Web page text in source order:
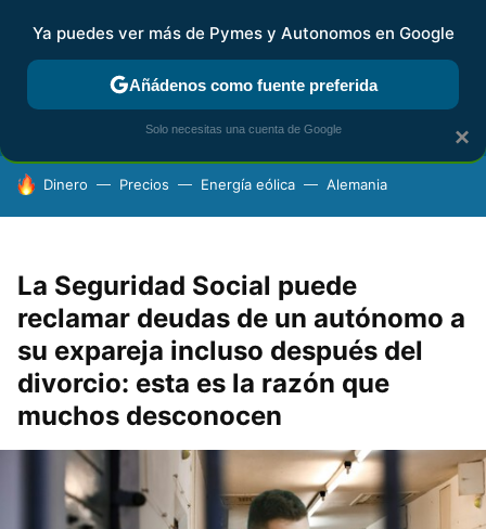
FISCALIDAD Y CONTABILIDAD KIT DIGITAL RENTA
HOY SE HABLA DE
Dinero Precios Energía eólica Alemania
La Seguridad Social puede
reclamar deudas de un autónomo a
su expareja incluso después del
divorcio: esta es la razón que
muchos desconocen
×
Ya puedes ver más de Pymes y Autonomos en Google
Añádenos como fuente preferida
Solo necesitas una cuenta de Google